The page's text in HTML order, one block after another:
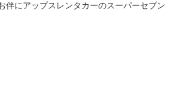
伴にアップスレンタカーのスーパーセブン